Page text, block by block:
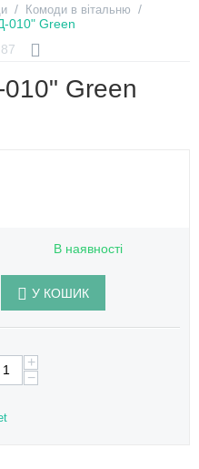
/ Комоди в вітальню /
010" Green
87
Green
В наявності
У КОШИК
+
−